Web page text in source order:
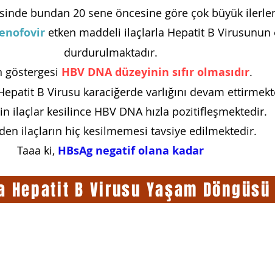
bundan 20 sene öncesine göre çok büyük
etken maddeli ilaçlarla Hepatit B Virusunun
durdurulmaktadır.
göstergesi HBV DNA düzeyinin sıfır olmasıdır.
B Virusu karaciğerde varlığını devam
ilaçlar kesilince HBV DNA hızla pozitifleşmektedir.
ilaçların hiç kesilmemesi tavsiye edilmektedir.
Taaa ki, HBsAg negatif olana kadar
Hepatit B Virusu Yaşam Döngüsü